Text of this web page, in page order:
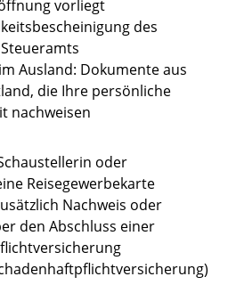
vorliegt
des
Ausland: Dokumente aus
die Ihre persönliche
nachweisen
oder
Reisegewerbekarte
Nachweis oder
den Abschluss einer